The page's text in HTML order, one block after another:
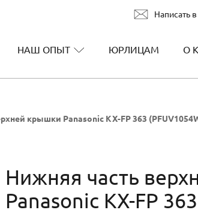
Написать
НАШ ОПЫТ ЮРЛИЦАМ О
крышки Panasonic KX-FP 363
Нижняя часть
Panasonic KX-FP